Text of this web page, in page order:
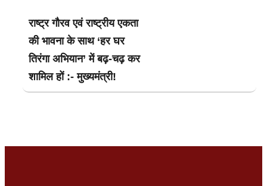
राष्ट्र गौरव एवं राष्ट्रीय एकता
की भावना के साथ ‘हर घर
तिरंगा अभियान’ में बढ़-चढ़ कर
शामिल हों :- मुख्यमंत्री!